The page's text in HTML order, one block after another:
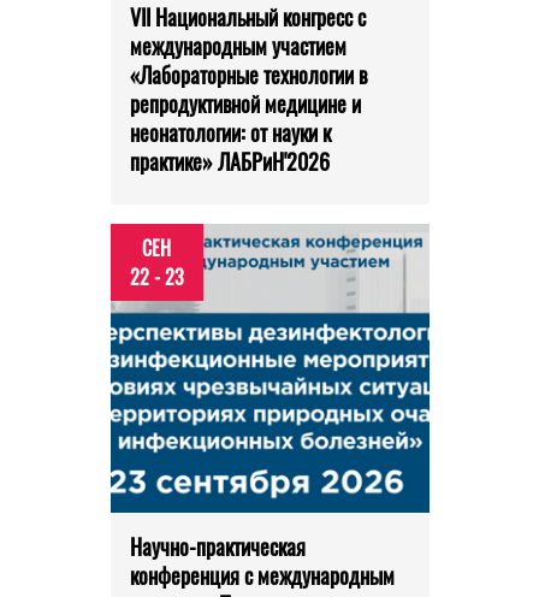
VII Национальный конгресс с
международным участием
«Лабораторные технологии в
репродуктивной медицине и
неонатологии: от науки к
практике» ЛАБРиН'2026
СЕН
22 - 23
Научно-практическая
конференция с международным